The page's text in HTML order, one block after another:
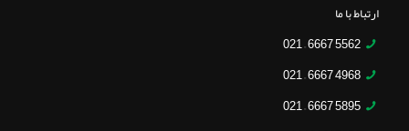
ارتباط با ما
5562 6667 – 021
4968 6667 – 021
5895 6667 – 021